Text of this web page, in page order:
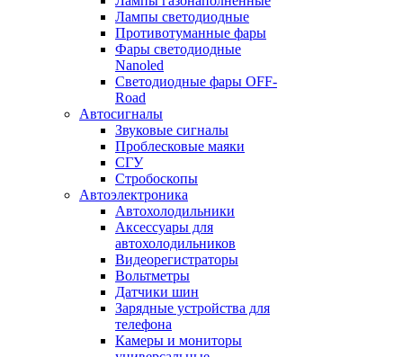
Лампы светодиодные
Противотуманные фары
Фары светодиодные
Nanoled
Светодиодные фары OFF-
Road
Автосигналы
Звуковые сигналы
Проблесковые маяки
СГУ
Стробоскопы
Автоэлектроника
Автохолодильники
Аксессуары для
автохолодильников
Видеорегистраторы
Вольтметры
Датчики шин
Зарядные устройства для
телефона
Камеры и мониторы